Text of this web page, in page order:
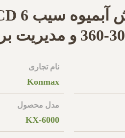
نام تجاری
Konmax
مدل محصول
KX-6000